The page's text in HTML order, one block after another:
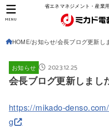
省エネマネジメント・産業
MENU
HOME お知らせ 会長ブログ更新し
お知らせ 2023.12.25
会長ブログ更新しまし
https://mikado-
g